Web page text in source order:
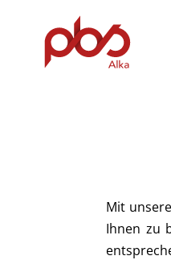
Mit
Ihnen zu